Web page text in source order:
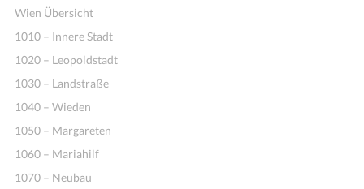
Wien Übersicht
1010 – Innere Stadt
1020 – Leopoldstadt
1030 – Landstraße
1040 – Wieden
1050 – Margareten
1060 – Mariahilf
1070 – Neubau